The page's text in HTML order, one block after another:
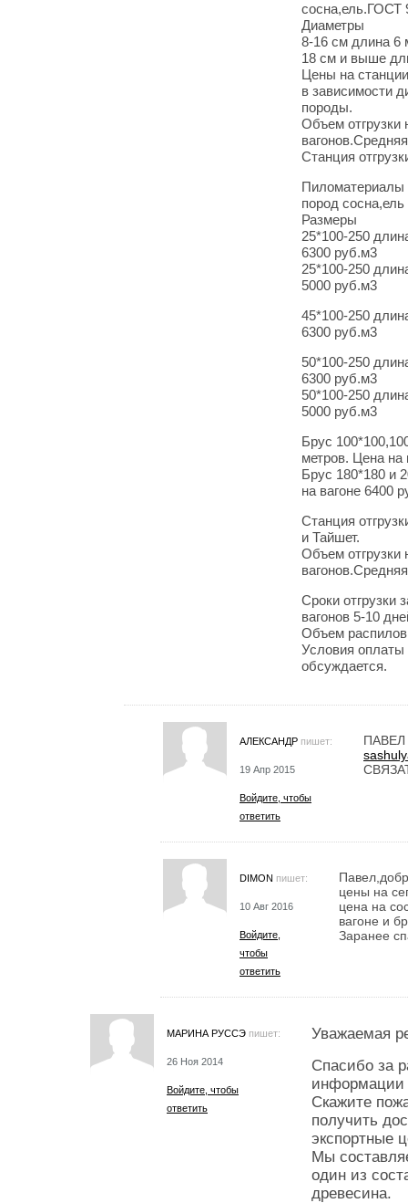
сосна,ель.ГОСТ
Диаметры
8-16 см длина 6
18 см и выше
Цены на
в зависимости
породы.
Объем отгрузки
Станция
Пиломатериалы
пород
Размеры
25*100-250
6300 руб.м3
25*100-250
5000 руб.м3
45*100-250
6300 руб.м3
50*100-250
6300 руб.м3
50*100-250
5000 руб.м3
Брус
метров. Цена на
Брус 180*180 и
на вагоне 6400
Станция
и Тайшет.
Объем отгрузки
Сроки отгрузки
вагонов 5-10
Объем
Условия оплаты
обсуждается.
АЛЕКСАНДР пишет:
19 Апр 2015
Войдите, чтобы
ответить
DIMON пишет:
10 Авг 2016
Войдите,
чтобы
ответить
цены на
цена на
вагоне и
Заранее
МАРИНА РУССЭ пишет:
26 Ноя 2014
Войдите, чтобы
ответить
Уважаемая
Спасибо за
информации
Скажите
получить
экспортные
Мы
один из
древесина.